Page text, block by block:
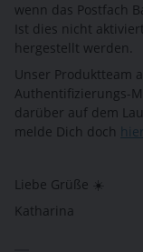
wenn das Postfach
Ist dies nicht
hergestellt werden.
Unser Produktteam
Authentifizierungs-
darüber auf dem
melde Dich doch hier
Liebe Grüße ☀️
Katharina